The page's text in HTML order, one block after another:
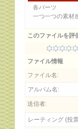
各パーツ
一つ一つの素材
このファイルを評
ファイル情報
ファイル名:
アルバム名:
送信者:
レーティング (投